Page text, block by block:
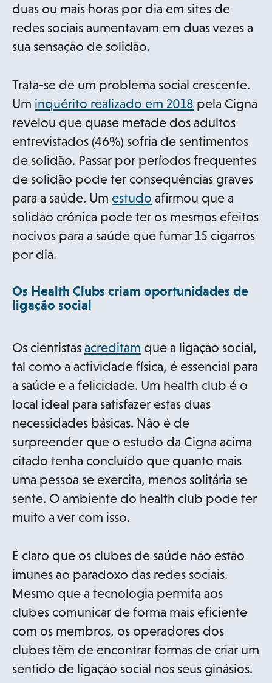
s
i
n
e
w
t
a
b
duas ou mais horas por dia em sites de
redes sociais aumentavam em duas vezes a
sua sensação de solidão.
Trata-se de um problema social crescente.
Um inquérito realizado em 2018 o
p
e
n
s
i
n
a
w
b
pela Cigna
revelou que quase metade dos adultos
entrevistados (46%) sofria de sentimentos
de solidão. Passar por períodos frequentes
de solidão pode ter consequências graves
para a saúde. Um estudo o
p
e
i
n
e
w
t
a
b
afirmou que a
solidão crónica pode ter os mesmos efeitos
nocivos para a saúde que fumar 15 cigarros
por dia.
Os Health Clubs criam oportunidades de
ligação social
Os cientistas acreditam o
p
e
n
s
i
n
a
n
t
a
b
que a ligação social,
tal como a actividade física, é essencial para
a saúde e a felicidade. Um health club é o
local ideal para satisfazer estas duas
necessidades básicas. Não é de
surpreender que o estudo da Cigna acima
citado tenha concluído que quanto mais
uma pessoa se exercita, menos solitária se
sente. O ambiente do health club pode ter
muito a ver com isso.
É claro que os clubes de saúde não estão
imunes ao paradoxo das redes sociais.
Mesmo que a tecnologia permita aos
clubes comunicar de forma mais eficiente
com os membros, os operadores dos
clubes têm de encontrar formas de criar um
sentido de ligação social nos seus ginásios.